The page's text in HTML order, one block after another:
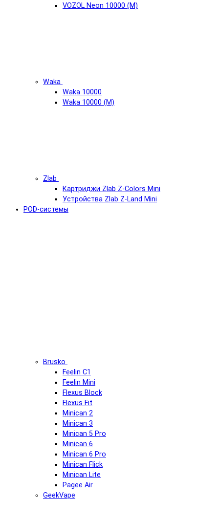
VOZOL Neon 10000 (М)
Waka
Waka 10000
Waka 10000 (М)
Zlab
Картриджи Zlab Z-Colors Mini
Устройства Zlab Z-Land Mini
POD-системы
Brusko
Feelin C1
Feelin Mini
Flexus Block
Flexus Fit
Minican 2
Minican 3
Minican 5 Pro
Minican 6
Minican 6 Pro
Minican Flick
Minican Lite
Pagee Air
GeekVape